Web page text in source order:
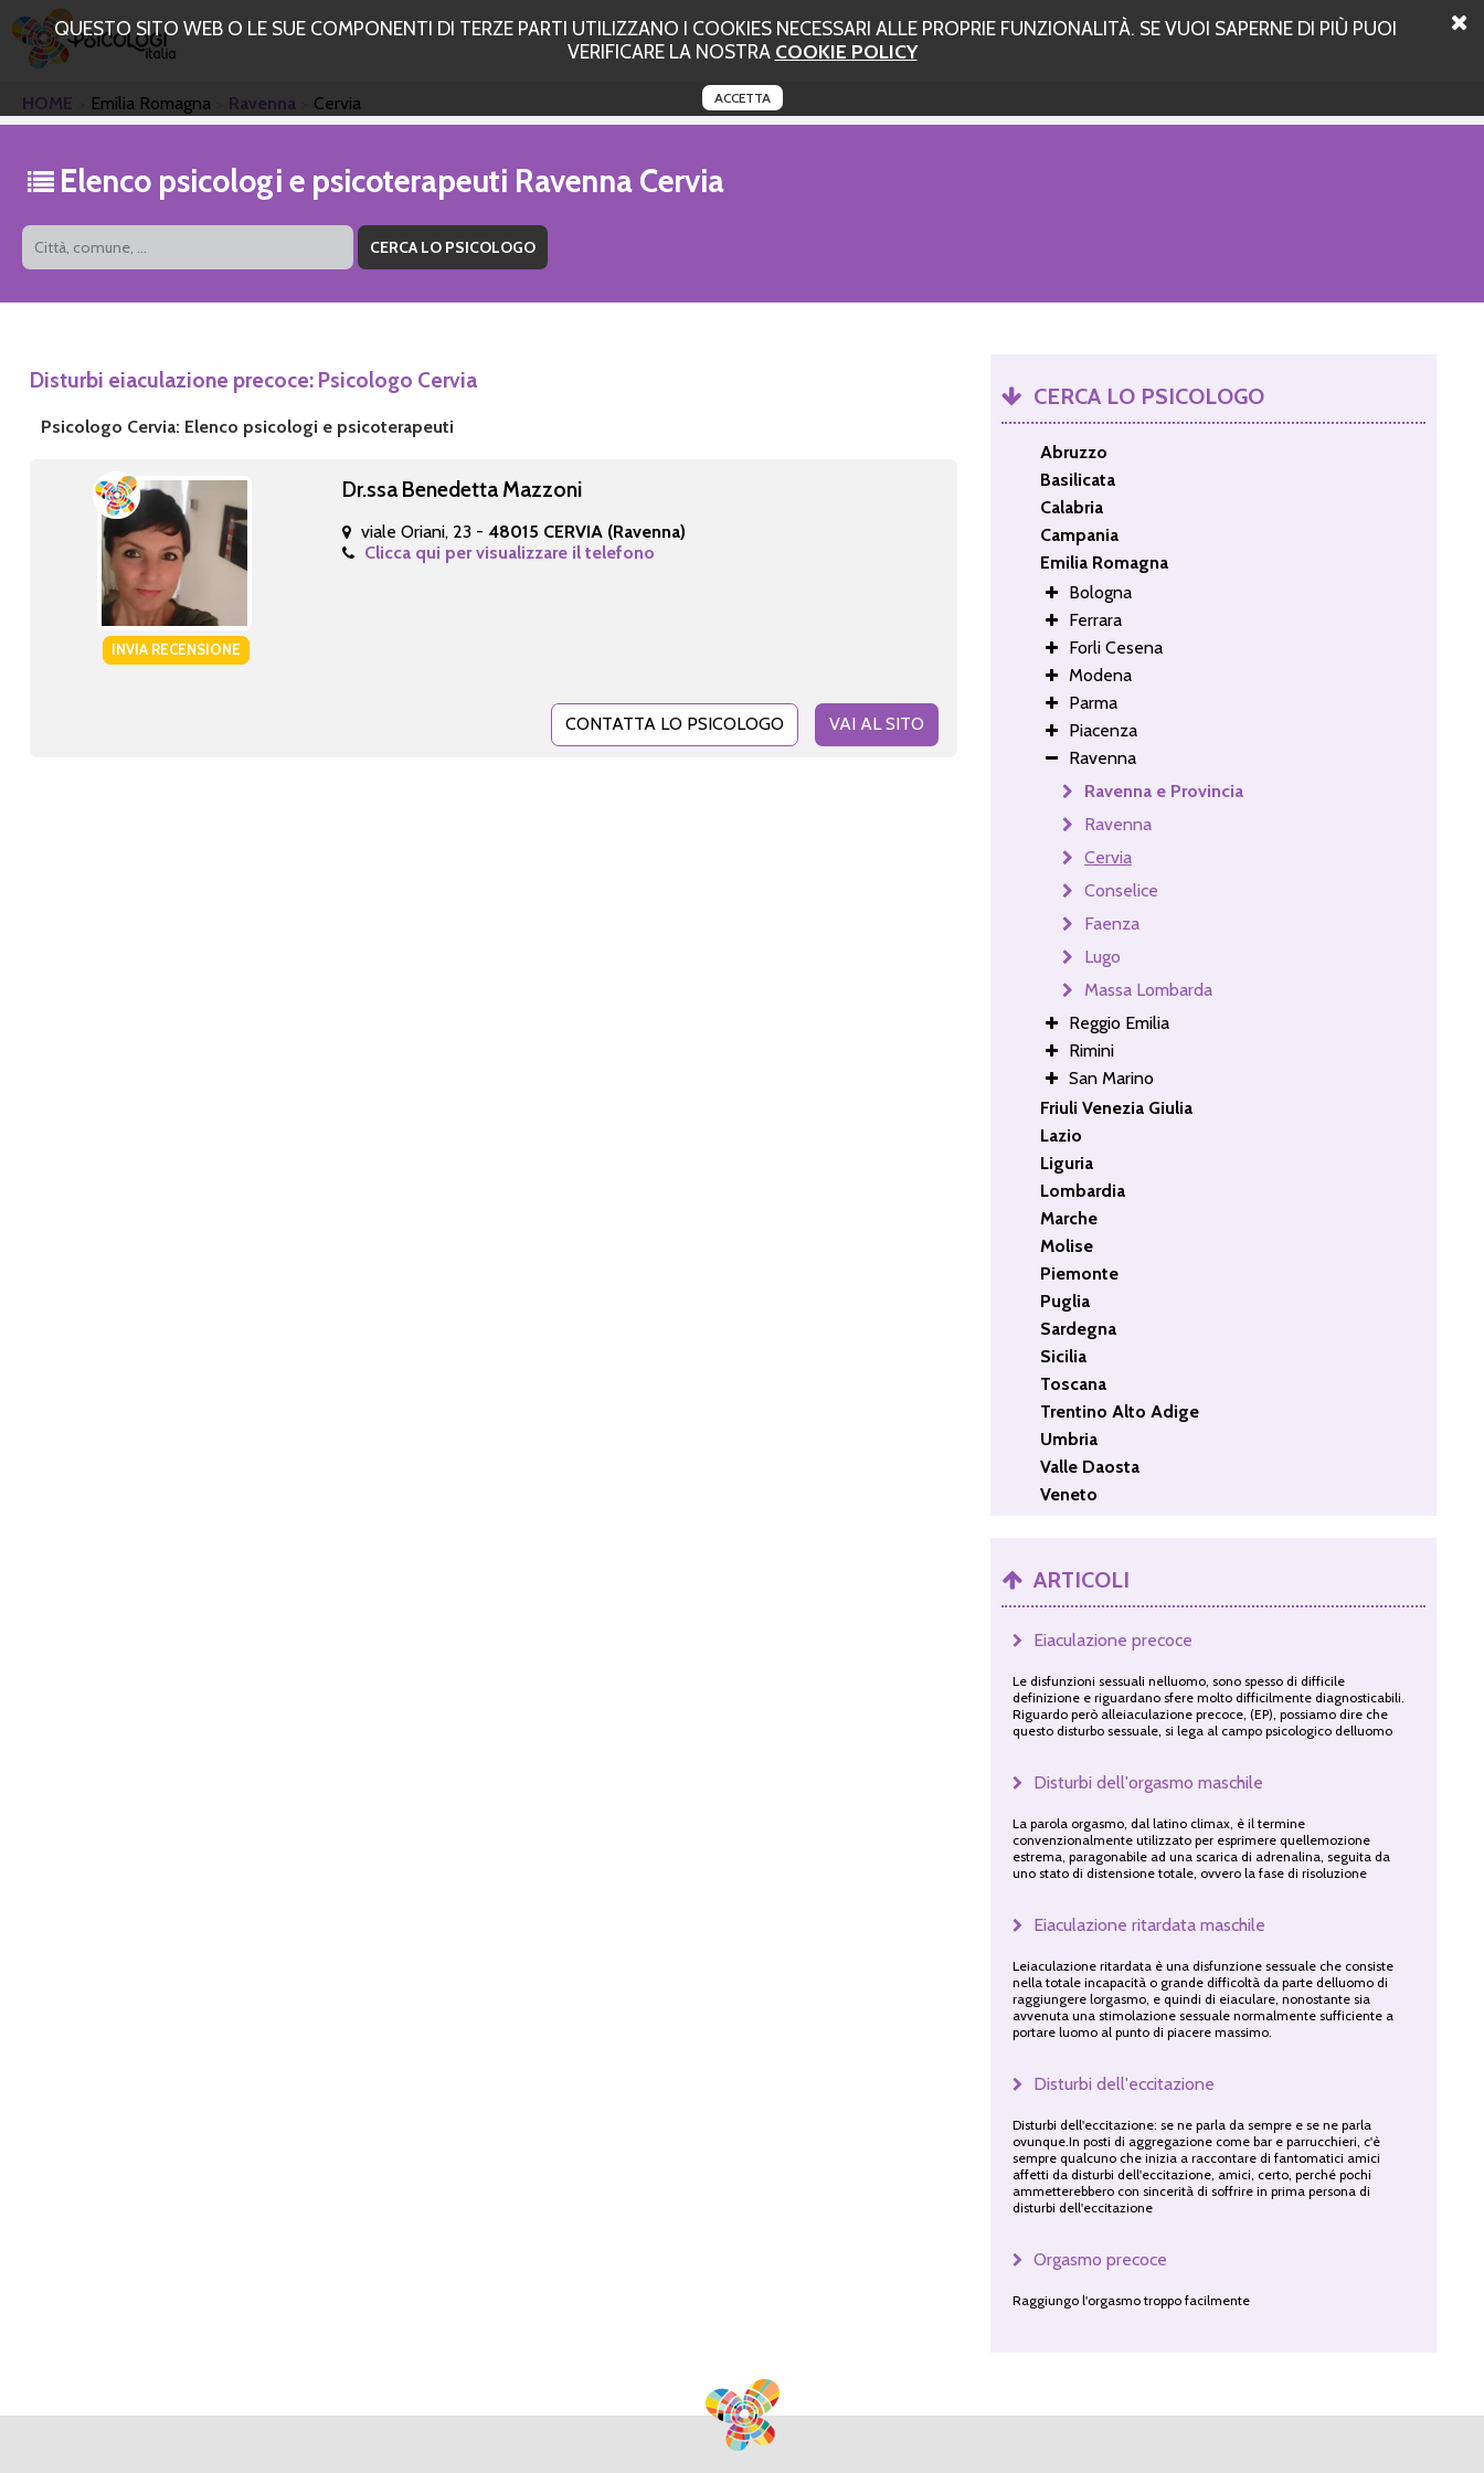
QUESTO SITO WEB O LE SUE COMPONENTI DI TERZE PARTI UTILIZZANO I COOKIES NECESSARI ALLE PROPRIE FUNZIONALITÀ. SE VUOI SAPERNE DI PIÙ PUOI
VERIFICARE LA NOSTRA COOKIE POLICY
ACCETTA
HOME Emilia Romagna Ravenna Cervia
Elenco psicologi e psicoterapeuti Ravenna Cervia
Disturbi eiaculazione precoce: Psicologo Cervia
Psicologo Cervia: Elenco psicologi e psicoterapeuti
INVIA RECENSIONE
Dr.ssa Benedetta Mazzoni
viale Oriani, 23 -48015 CERVIA (Ravenna)
Clicca qui per visualizzare il telefono
CONTATTA LO PSICOLOGO VAI AL SITO
CERCA LO PSICOLOGO
Abruzzo
Basilicata
Calabria
Campania
Emilia Romagna
Bologna
Ferrara
Forli Cesena
Modena
Parma
Piacenza
Ravenna
Ravenna e Provincia
Ravenna
Cervia
Conselice
Faenza
Lugo
Massa Lombarda
Reggio Emilia
Rimini
San Marino
Friuli Venezia Giulia
Lazio
Liguria
Lombardia
Marche
Molise
Piemonte
Puglia
Sardegna
Sicilia
Toscana
Trentino Alto Adige
Umbria
Valle Daosta
Veneto
ARTICOLI
Eiaculazione precoce
Le disfunzioni sessuali nelluomo, sono spesso di difficile
definizione e riguardano sfere molto difficilmente diagnosticabili.
Riguardo però alleiaculazione precoce, (EP), possiamo dire che
questo disturbo sessuale, si lega al campo psicologico delluomo
Disturbi dell'orgasmo maschile
La parola orgasmo, dal latino climax, è il termine
convenzionalmente utilizzato per esprimere quellemozione
estrema, paragonabile ad una scarica di adrenalina, seguita da
uno stato di distensione totale, ovvero la fase di risoluzione
Eiaculazione ritardata maschile
Leiaculazione ritardata è una disfunzione sessuale che consiste
nella totale incapacità o grande difficoltà da parte delluomo di
raggiungere lorgasmo, e quindi di eiaculare, nonostante sia
avvenuta una stimolazione sessuale normalmente sufficiente a
portare luomo al punto di piacere massimo.
Disturbi dell'eccitazione
Disturbi dell'eccitazione: se ne parla da sempre e se ne parla
ovunque.In posti di aggregazione come bar e parrucchieri, c'è
sempre qualcuno che inizia a raccontare di fantomatici amici
affetti da disturbi dell'eccitazione, amici, certo, perché pochi
ammetterebbero con sincerità di soffrire in prima persona di
disturbi dell'eccitazione
Orgasmo precoce
Raggiungo l'orgasmo troppo facilmente